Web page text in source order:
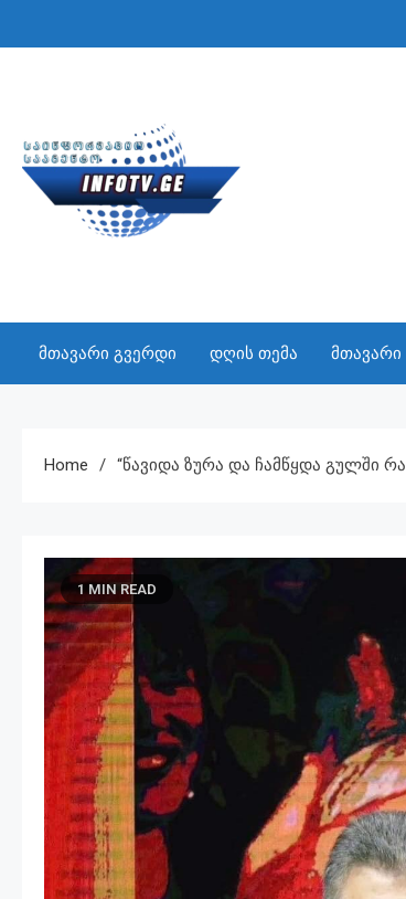
to
INFO TV
მთავარი გვერდი დღის თემა მთავარი
Home “წავიდა Ზურა Და Ჩამწყდა Გულში
1 MIN READ